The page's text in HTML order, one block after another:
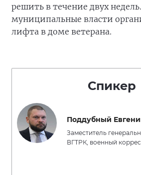
решить в течение двух
муниципальные власти
лифта в доме ветерана.
Спикер
Поддубный
Заместитель
ВГТРК, военный